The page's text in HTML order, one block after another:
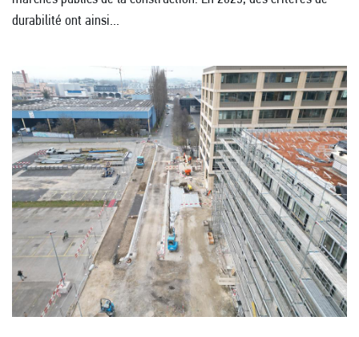
durabilité ont ainsi...